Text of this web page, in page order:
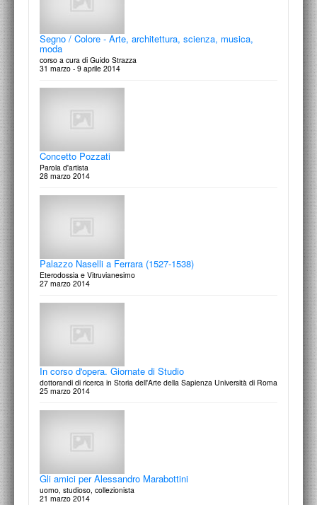
Segno / Colore - Arte, architettura, scienza, musica,
moda
corso a cura di Guido Strazza
31 marzo - 9 aprile 2014
Concetto Pozzati
Parola d'artista
28 marzo 2014
Palazzo Naselli a Ferrara (1527-1538)
Eterodossia e Vitruvianesimo
27 marzo 2014
In corso d'opera. Giornate di Studio
dottorandi di ricerca in Storia dell'Arte della Sapienza Università di Roma
25 marzo 2014
Gli amici per Alessandro Marabottini
uomo, studioso, collezionista
21 marzo 2014